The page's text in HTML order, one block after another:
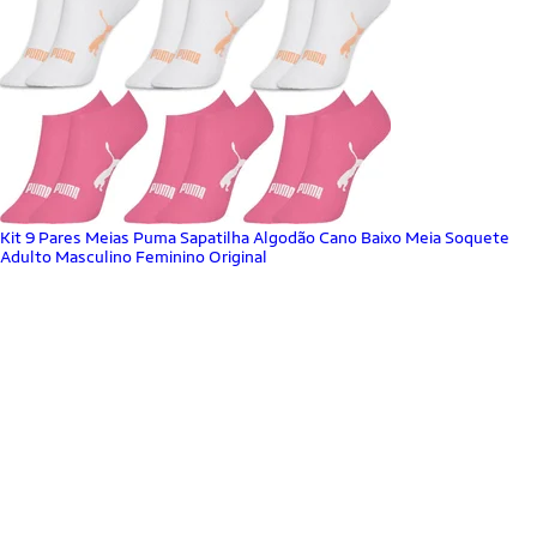
Kit 9 Pares Meias Puma Sapatilha Algodão Cano Baixo Meia Soquete
Adulto Masculino Feminino Original